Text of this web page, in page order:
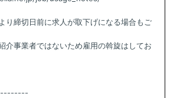
り締切日前に求人が取下げになる場合もご
介事業者ではないため雇用の斡旋はしてお